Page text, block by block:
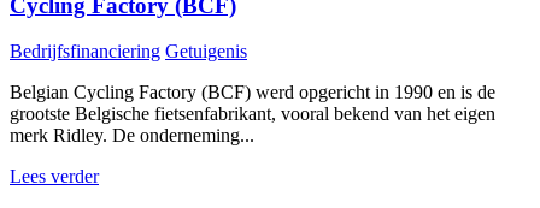
Bedrijfsfinanciering Getuigenis
Belgian Cycling Factory (BCF) werd opgericht in 1990 en is de
grootste Belgische fietsenfabrikant, vooral bekend van het eigen
merk Ridley. De onderneming...
Lees verder